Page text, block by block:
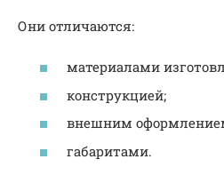
Они отличаются:
материалами
конструкцией;
внешним
габаритами.